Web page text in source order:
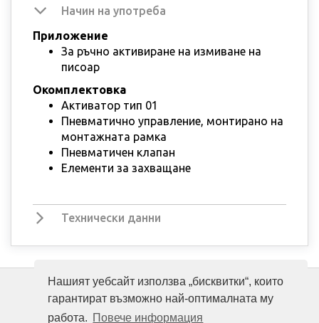
Нашият уебсайт използва „бисквитки“, които
гарантират възможно най-оптималната му
работа. Повече информация
Начин на употреба
Приложение
За ръчно активиране на измиване на
писоар
Окомплектовка
Активатор тип 01
Пневматично управление, монтирано на
монтажната рамка
Пневматичен клапан
Елементи за захващане
Технически данни